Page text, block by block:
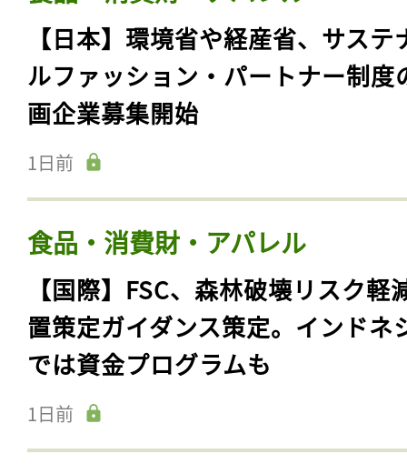
【日本】環境省や経産省、サステ
ルファッション・パートナー制度
画企業募集開始
1日前
食品・消費財・アパレル
【国際】FSC、森林破壊リスク軽
置策定ガイダンス策定。インドネ
では資金プログラムも
1日前